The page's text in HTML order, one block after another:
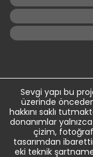
Sevgi yapı bu
üzerinde
hakkını saklı
donanımlar
çizim,
tasarımdan
eki teknik